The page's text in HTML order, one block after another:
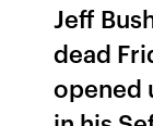
Jeff
dead
opened